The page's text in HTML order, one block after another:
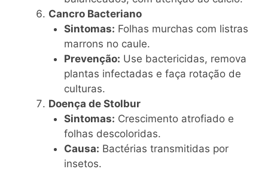
Cancro Bacteriano
Sintomas: Folhas murchas com listras
marrons no caule.
Prevenção: Use bactericidas, remova
plantas infectadas e faça rotação de
culturas.
Doença de Stolbur
Sintomas: Crescimento atrofiado e
folhas descoloridas.
Causa: Bactérias transmitidas por
insetos.